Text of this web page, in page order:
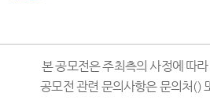
본 공모전은 주최측의 사정에 따
공모전 관련 문의사항은 문의처()